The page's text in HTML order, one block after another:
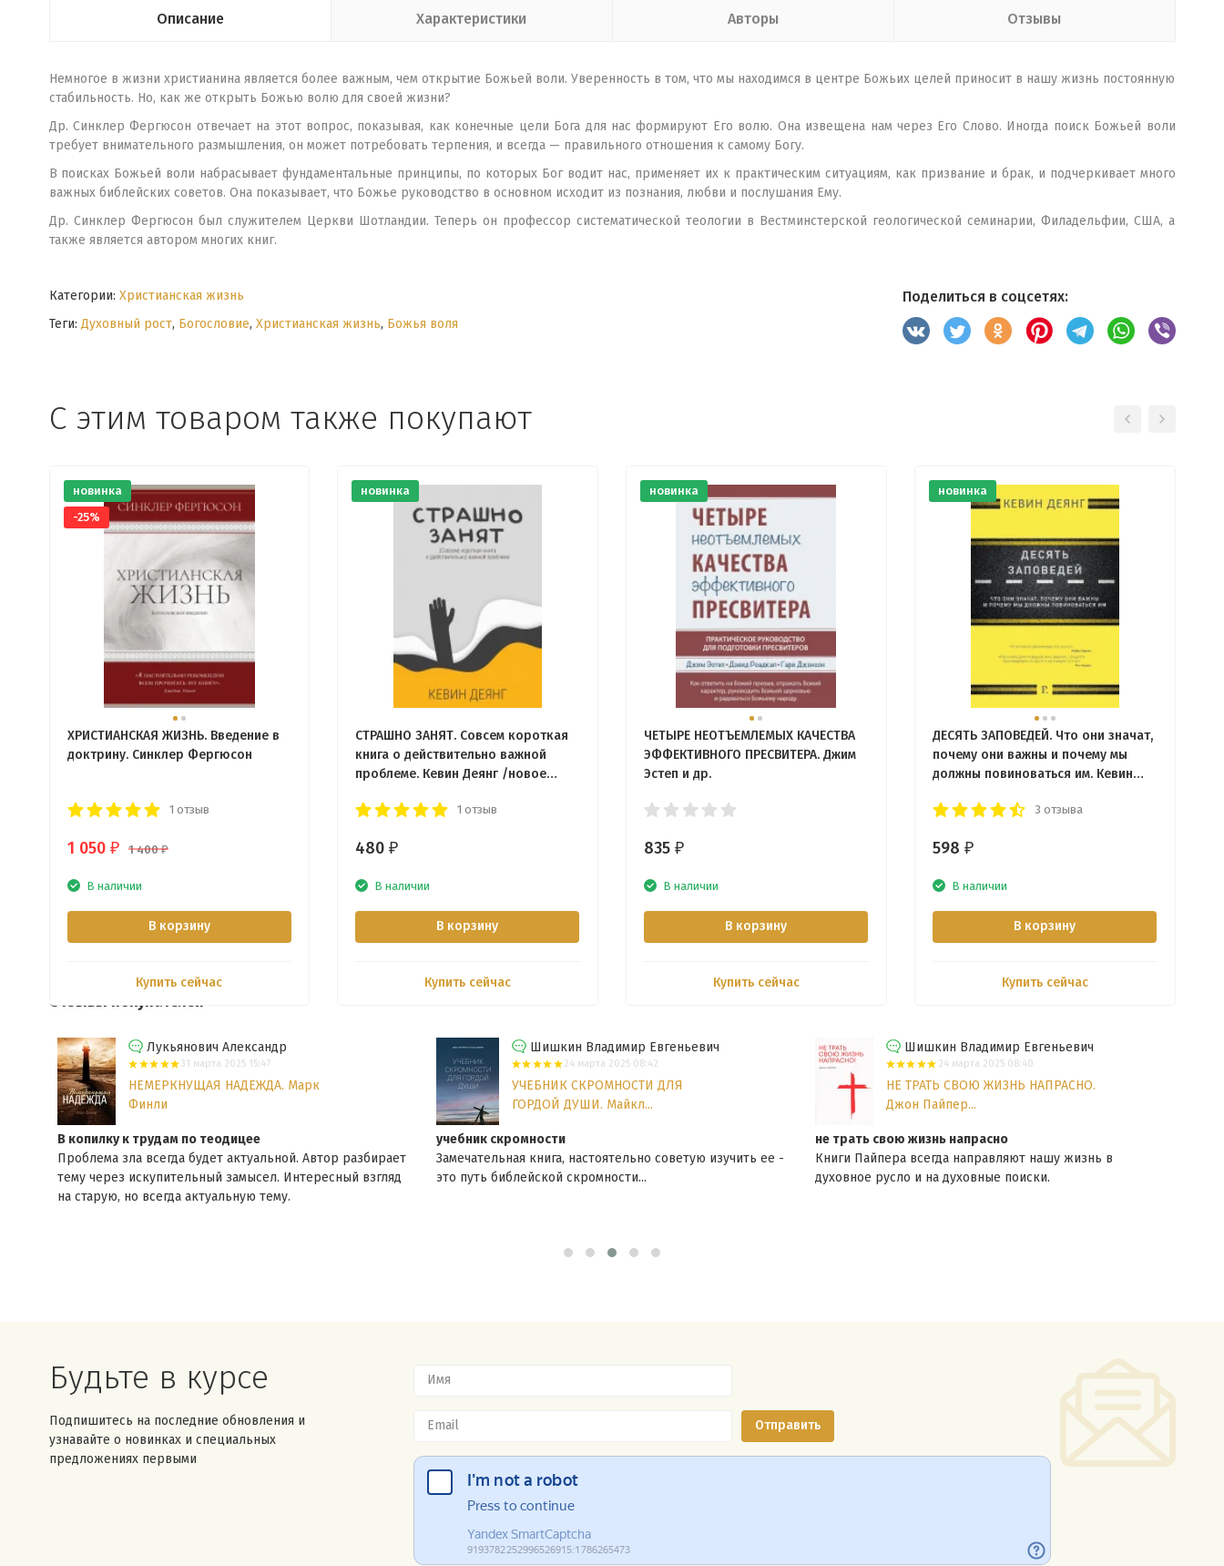
Описание Характеристики Авторы Отзывы
Немногое в жизни христианина является более важным, чем открытие Божьей воли. Уверенность в том, что мы находимся в цен­тре Божьих целей приносит в нашу жизнь по­стоянную
стабильность. Но, как же открыть Божью волю для своей жизни?
Др. Синклер Фергюсон отвечает на этот вопрос, показывая, как конечные цели Бога для нас формируют Его волю. Она извещена нам через Его Слово. Иногда поиск Божьей воли
требует внимательного размышления, он может потребовать терпения, и всегда — правильного отношения к самому Богу.
В поисках Божьей воли набрасывает фунда­ментальные принципы, по которых Бог водит нас, применяет их к практическим ситуациям, как призвание и брак, и подчеркивает много
важных библейских советов. Она показывает, что Божье руководство в основном исходит из познания, любви и послушания Ему.
Др. Синклер Фергюсон был служителем Церкви Шотландии. Теперь он профессор си­стематической теологии в Вестминстерской геологической семинарии, Филадельфии, США, а
также является автором многих книг.
Категории: Христианская жизнь
Теги: Духовный рост, Богословие, Христианская жизнь, Божья воля
Поделиться в соцсетях:
С этим товаром также покупают
новинка
-25%
ХРИСТИАНСКАЯ ЖИЗНЬ. Введение в
доктрину. Синклер Фергюсон
1 отзыв
1 050 ₽ 1 400₽
В наличии
В корзину
Купить сейчас
новинка
СТРАШНО ЗАНЯТ. Совсем короткая
книга о действительно важной
проблеме. Кевин Деянг /новое
1 отзыв
480₽
В наличии
В корзину
Купить сейчас
новинка
ЧЕТЫРЕ НЕОТЪЕМЛЕМЫХ КАЧЕСТВА
ЭФФЕКТИВНОГО ПРЕСВИТЕРА. Джим
Эстеп и др.
835 ₽
В наличии
В корзину
Купить сейчас
новинка
ДЕСЯТЬ ЗАПОВЕДЕЙ. Что они значат,
почему они важны и почему мы
должны повиноваться им. Кевин
3 отзыва
598 ₽
В наличии
В корзину
Купить сейчас
Отзывы покупателей
Лукьянович Александр
31 марта 2025 15:47
НЕМЕРКНУЩАЯ НАДЕЖДА. Марк
Финли
В копилку к трудам по теодицее
Проблема зла всегда будет актуальной. Автор разбирает
тему через искупительный замысел. Интересный взгляд
на старую, но всегда актуальную тему.
Шишкин Владимир Евгеньевич
24 марта 2025 08:42
УЧЕБНИК СКРОМНОСТИ ДЛЯ
ГОРДОЙ ДУШИ. Майкл...
учебник скромности
Замечательная книга, настоятельно советую изучить ее -
это путь библейской скромности...
Шишкин Владимир Евгеньевич
24 марта 2025 08:40
НЕ ТРАТЬ СВОЮ ЖИЗНЬ НАПРАСНО.
Джон Пайпер...
не трать свою жизнь напрасно
Книги Пайпера всегда направляют нашу жизнь в
духовное русло и на духовные поиски.
Будьте в курсе
Подпишитесь на последние обновления и
узнавайте о новинках и специальных
предложениях первыми